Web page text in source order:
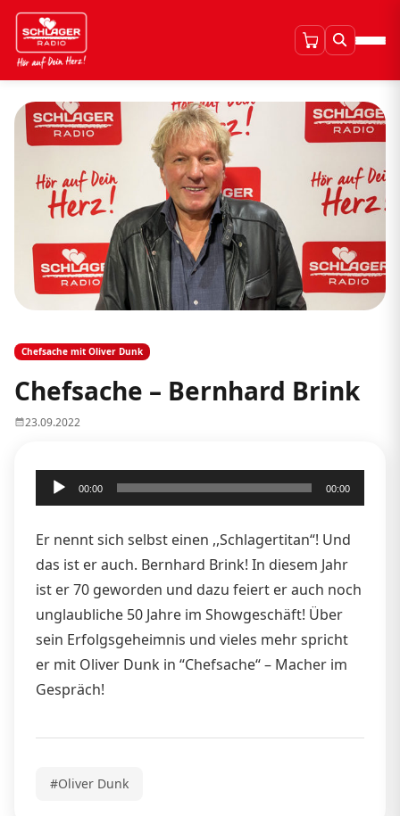
Chefsache mit Oliver Dunk
Chefsache – Bernhard Brink
23.09.2022
Audio-
Player
00:00 00:00
Er nennt sich selbst einen ,,Schlagertitan“! Und
das ist er auch. Bernhard Brink! In diesem Jahr
ist er 70 geworden und dazu feiert er auch noch
unglaubliche 50 Jahre im Showgeschäft! Über
sein Erfolgsgeheimnis und vieles mehr spricht
er mit Oliver Dunk in “Chefsache“ – Macher im
Gespräch!
#Oliver Dunk